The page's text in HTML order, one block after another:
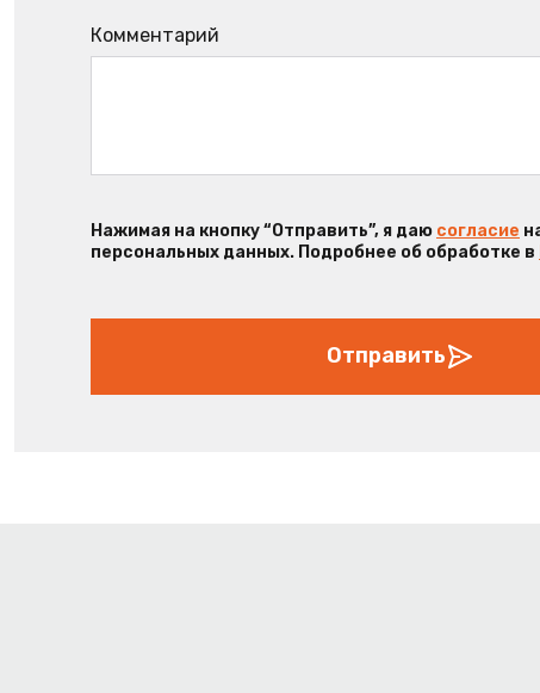
Комментарий
Нажимая на кнопку “Отправить”, я даю согласие
персональных данных. Подробнее об обработке в
Отправить